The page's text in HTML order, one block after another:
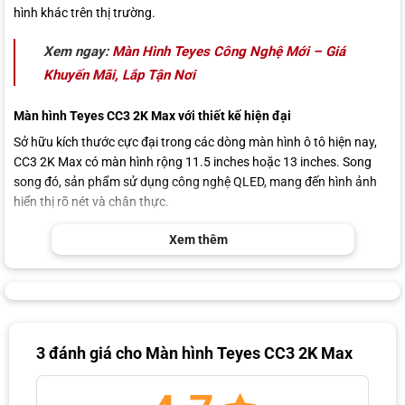
hình khác trên thị trường.
Xem ngay: Màn Hình Teyes Công Nghệ Mới – Giá
Khuyến Mãi, Lắp Tận Nơi
Màn hình Teyes CC3 2K Max với thiết kế hiện đại
Sở hữu kích thước cực đại trong các dòng màn hình ô tô hiện nay,
CC3 2K Max có màn hình rộng 11.5 inches hoặc 13 inches. Song
song đó, sản phẩm sử dụng công nghệ QLED, mang đến hình ảnh
hiển thị rõ nét và chân thực.
Xem thêm
3 đánh giá cho Màn hình Teyes CC3 2K Max